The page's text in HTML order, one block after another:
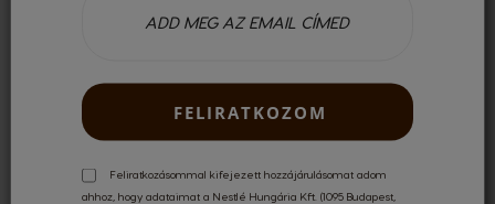
FELIRATKOZOM
Feliratkozásommal kifejezett hozzájárulásomat adom
ahhoz, hogy adataimat a Nestlé Hungária Kft. (1095 Budapest,
Értékelte 2 felhasználó
Legutóbbi vélemények